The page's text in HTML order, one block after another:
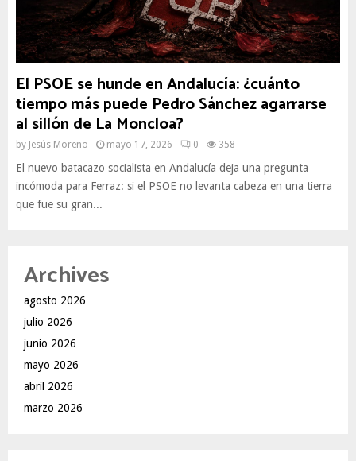
El PSOE se hunde en Andalucía: ¿cuánto
tiempo más puede Pedro Sánchez agarrarse
al sillón de La Moncloa?
by Jesús Moreno mayo 17, 2026 0 358
El nuevo batacazo socialista en Andalucía deja una pregunta
incómoda para Ferraz: si el PSOE no levanta cabeza en una tierra
que fue su gran...
Archives
agosto 2026
julio 2026
junio 2026
mayo 2026
abril 2026
marzo 2026